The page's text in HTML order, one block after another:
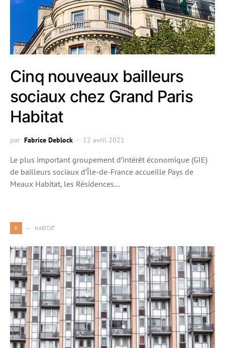
Cinq nouveaux bailleurs
sociaux chez Grand Paris
Habitat
par Fabrice Deblock 12 avril 2021
Le plus important groupement d’intérêt économique (GIE)
de bailleurs sociaux d’Île-de-France accueille Pays de
Meaux Habitat, les Résidences…
h HABITAT